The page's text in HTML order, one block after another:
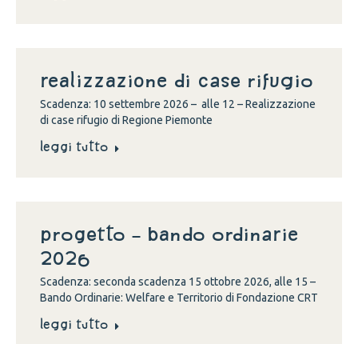
Realizzazione di case rifugio
Scadenza: 10 settembre 2026 – alle 12 – Realizzazione
di case rifugio di Regione Piemonte
Leggi tutto
Progetto – Bando Ordinarie
2026
Scadenza: seconda scadenza 15 ottobre 2026, alle 15 –
Bando Ordinarie: Welfare e Territorio di Fondazione CRT
Leggi tutto